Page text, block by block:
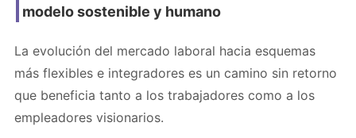
modelo sostenible y humano
La evolución del mercado laboral hacia esquemas
más flexibles e integradores es un camino sin retorno
que beneficia tanto a los trabajadores como a los
empleadores visionarios.